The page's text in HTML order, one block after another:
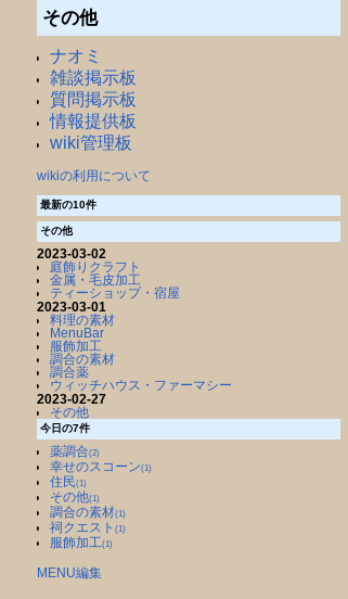
その他
ナオミ
雑談掲示板
質問掲示板
情報提供板
wiki管理板
wikiの利用について
最新の10件
その他
2023-03-02
庭飾りクラフト
金属・毛皮加工
ティーショップ・宿屋
2023-03-01
料理の素材
MenuBar
服飾加工
調合の素材
調合薬
ウィッチハウス・ファーマシー
2023-02-27
その他
今日の7件
薬調合(2)
幸せのスコーン(1)
住民(1)
その他(1)
調合の素材(1)
祠クエスト (1)
服飾加工(1)
MENU編集